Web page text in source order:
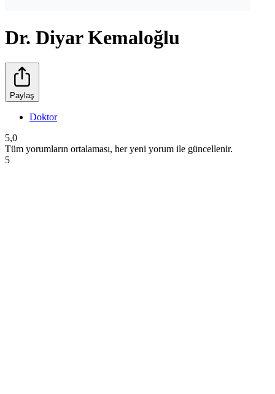
Dr. Diyar Kemaloğlu
Paylaş
Doktor
5,0
Tüm yorumların ortalaması, her yeni yorum ile güncellenir.
5